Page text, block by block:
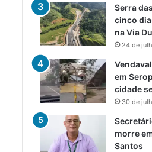
Serra
cinco
na Via
24 de
em
cidade
30 de
morre
Santos